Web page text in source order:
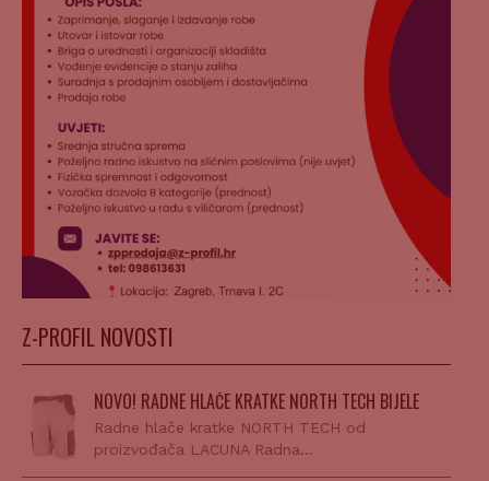
Z-PROFIL NOVOSTI
NOVO! RADNE HLAČE KRATKE NORTH TECH BIJELE
Radne hlače kratke NORTH TECH od
proizvođača LACUNA Radna…